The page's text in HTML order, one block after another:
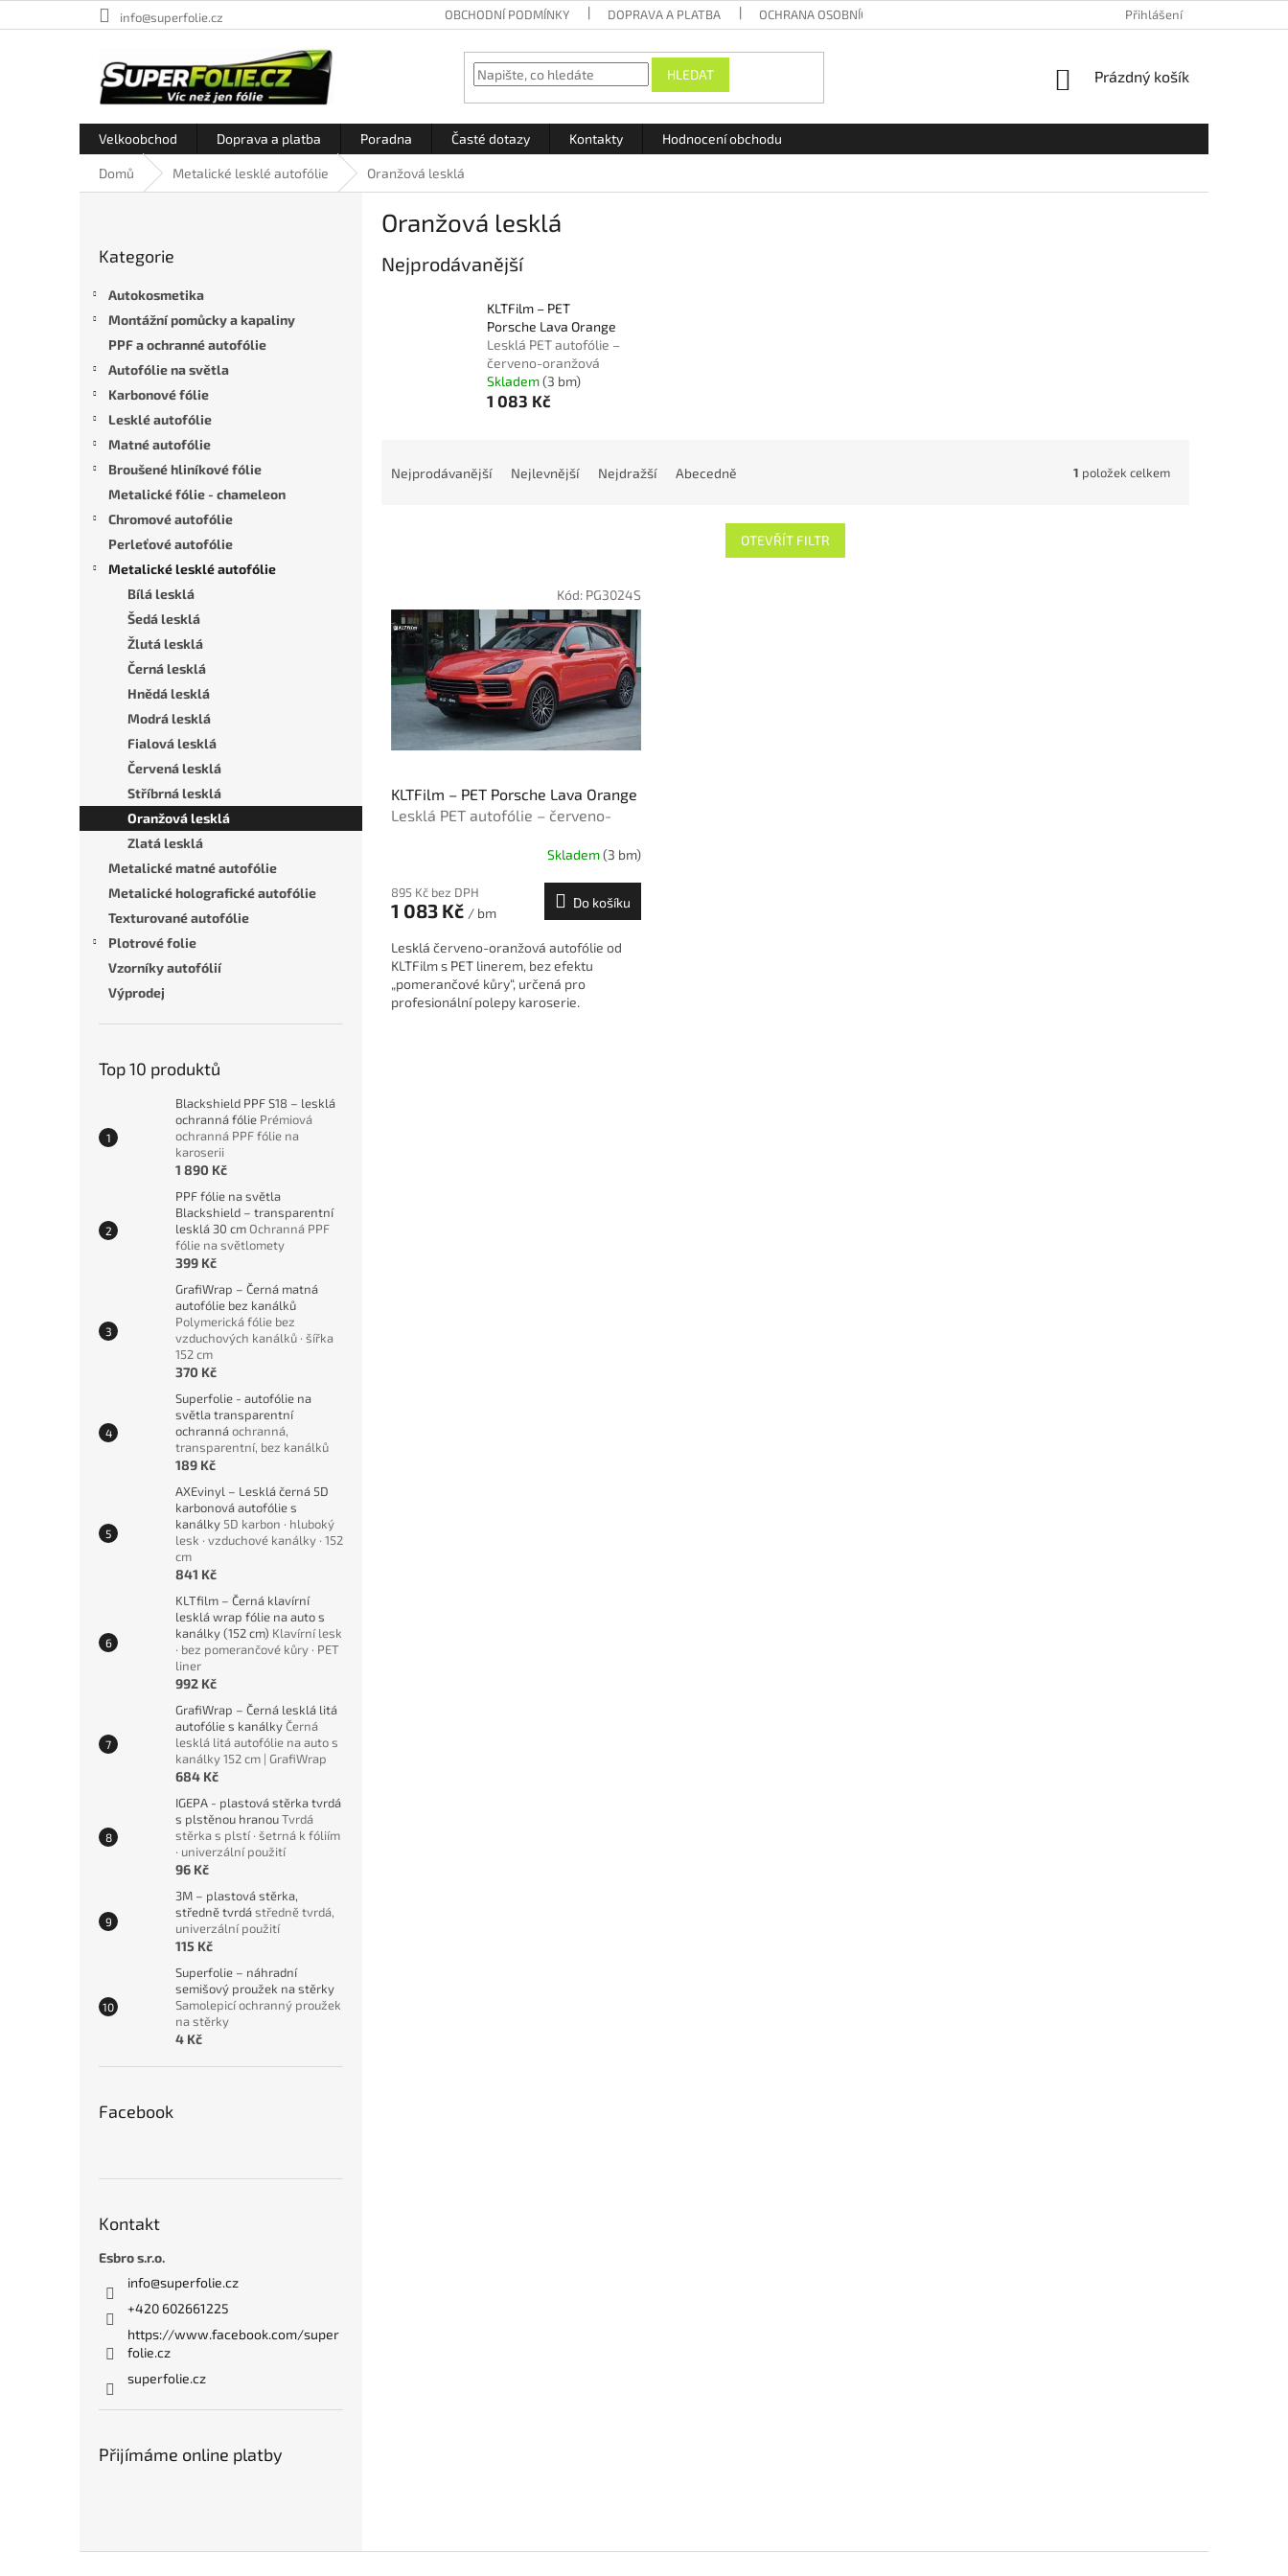
na
info@superfolie.cz OBCHODNÍ PODMÍNKY DOPRAVA A PLATBA OCHRANA OSOBNÍCH ÚDAJŮ Přihlášení
HLEDAT
NÁKUPNÍ
Prázdný košík
Velkoobchod Doprava a platba Poradna Časté dotazy Kontakty Hodnocení obchodu
Domů Metalické lesklé autofólie Oranžová lesklá
kategorie
Kategorie
Autokosmetika
Montážní pomůcky a kapaliny
PPF a ochranné autofólie
Autofólie na světla
Karbonové fólie
Lesklé autofólie
Matné autofólie
Broušené hliníkové fólie
Metalické fólie - chameleon
Chromové autofólie
Perleťové autofólie
Metalické lesklé autofólie
Bílá lesklá
Šedá lesklá
Žlutá lesklá
Černá lesklá
Hnědá lesklá
Modrá lesklá
Fialová lesklá
Červená lesklá
Stříbrná lesklá
Oranžová lesklá
Zlatá lesklá
Metalické matné autofólie
Metalické holografické autofólie
Texturované autofólie
Plotrové folie
Vzorníky autofólií
Výprodej
Top 10 produktů
Blackshield PPF S18 – lesklá
ochranná fólie Prémiová
ochranná PPF fólie na
karoserii
1 890 Kč
PPF fólie na světla
Blackshield – transparentní
lesklá 30 cmOchranná PPF
fólie na světlomety
399 Kč
GrafiWrap – Černá matná
autofólie bez kanálků
Polymerická fólie bez
vzduchových kanálků · šířka
152 cm
370 Kč
Superfolie - autofólie na
světla transparentní
ochrannáochranná,
transparentní, bez kanálků
189 Kč
AXEvinyl – Lesklá černá 5D
karbonová autofólie s
kanálky 5D karbon · hluboký
lesk · vzduchové kanálky · 152
cm
841 Kč
KLTfilm – Černá klavírní
lesklá wrap fólie na auto s
kanálky (152 cm) Klavírní lesk
· bez pomerančové kůry · PET
liner
992 Kč
GrafiWrap – Černá lesklá litá
autofólie s kanálkyČerná
lesklá litá autofólie na auto s
kanálky 152 cm | GrafiWrap
684 Kč
IGEPA - plastová stěrka tvrdá
s plstěnou hranouTvrdá
stěrka s plstí · šetrná k fóliím
· univerzální použití
96 Kč
3M – plastová stěrka,
středně tvrdástředně tvrdá,
univerzální použití
115 Kč
Superfolie – náhradní
semišový proužek na stěrky
Samolepicí ochranný proužek
na stěrky
4 Kč
Facebook
Kontakt
Esbro s.r.o.
info@superfolie.cz
+420 602661225
https://www.facebook.com/super
folie.cz
superfolie.cz
Přijímáme online platby
Oranžová lesklá
Nejprodávanější
KLTFilm – PET
Porsche Lava Orange
Lesklá PET autofólie –
červeno-oranžová
Skladem(3 bm)
1 083 Kč
Nejprodávanější Nejlevnější Nejdražší Abecedně 1 položek celkem
OTEVŘÍT FILTR
p
p
KLTFilm – PET Porsche Lava Orange
Lesklá PET autofólie – červeno-
Skladem(3 bm)
895 Kč bez DPH
1 083 Kč / bm
Do košíku
Lesklá červeno-oranžová autofólie od
KLTFilm s PET linerem, bez efektu
„pomerančové kůry“, určená pro
profesionální polepy karoserie.
Kód: PG3024S